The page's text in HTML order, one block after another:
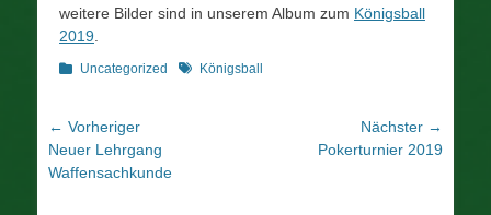
weitere Bilder sind in unserem Album zum Königsball
2019
Kategorien
Uncategorized Schlagworte
Königsball
Beitragsnavigation
← Vorheriger
Vorheriger
Beitrag:
Neuer Lehrgang
Waffensachkunde
Nächster →
Pokerturnier 2019